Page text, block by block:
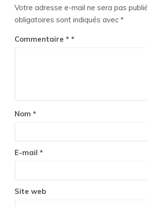
Votre adresse e-mail ne sera pas
obligatoires sont indiqués avec *
Commentaire *
Nom *
E-mail *
Site web